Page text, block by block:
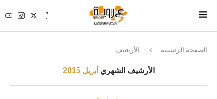
الصفحة الرئيسية الأرشيف
الأرشيف الشهري أبريل 2015